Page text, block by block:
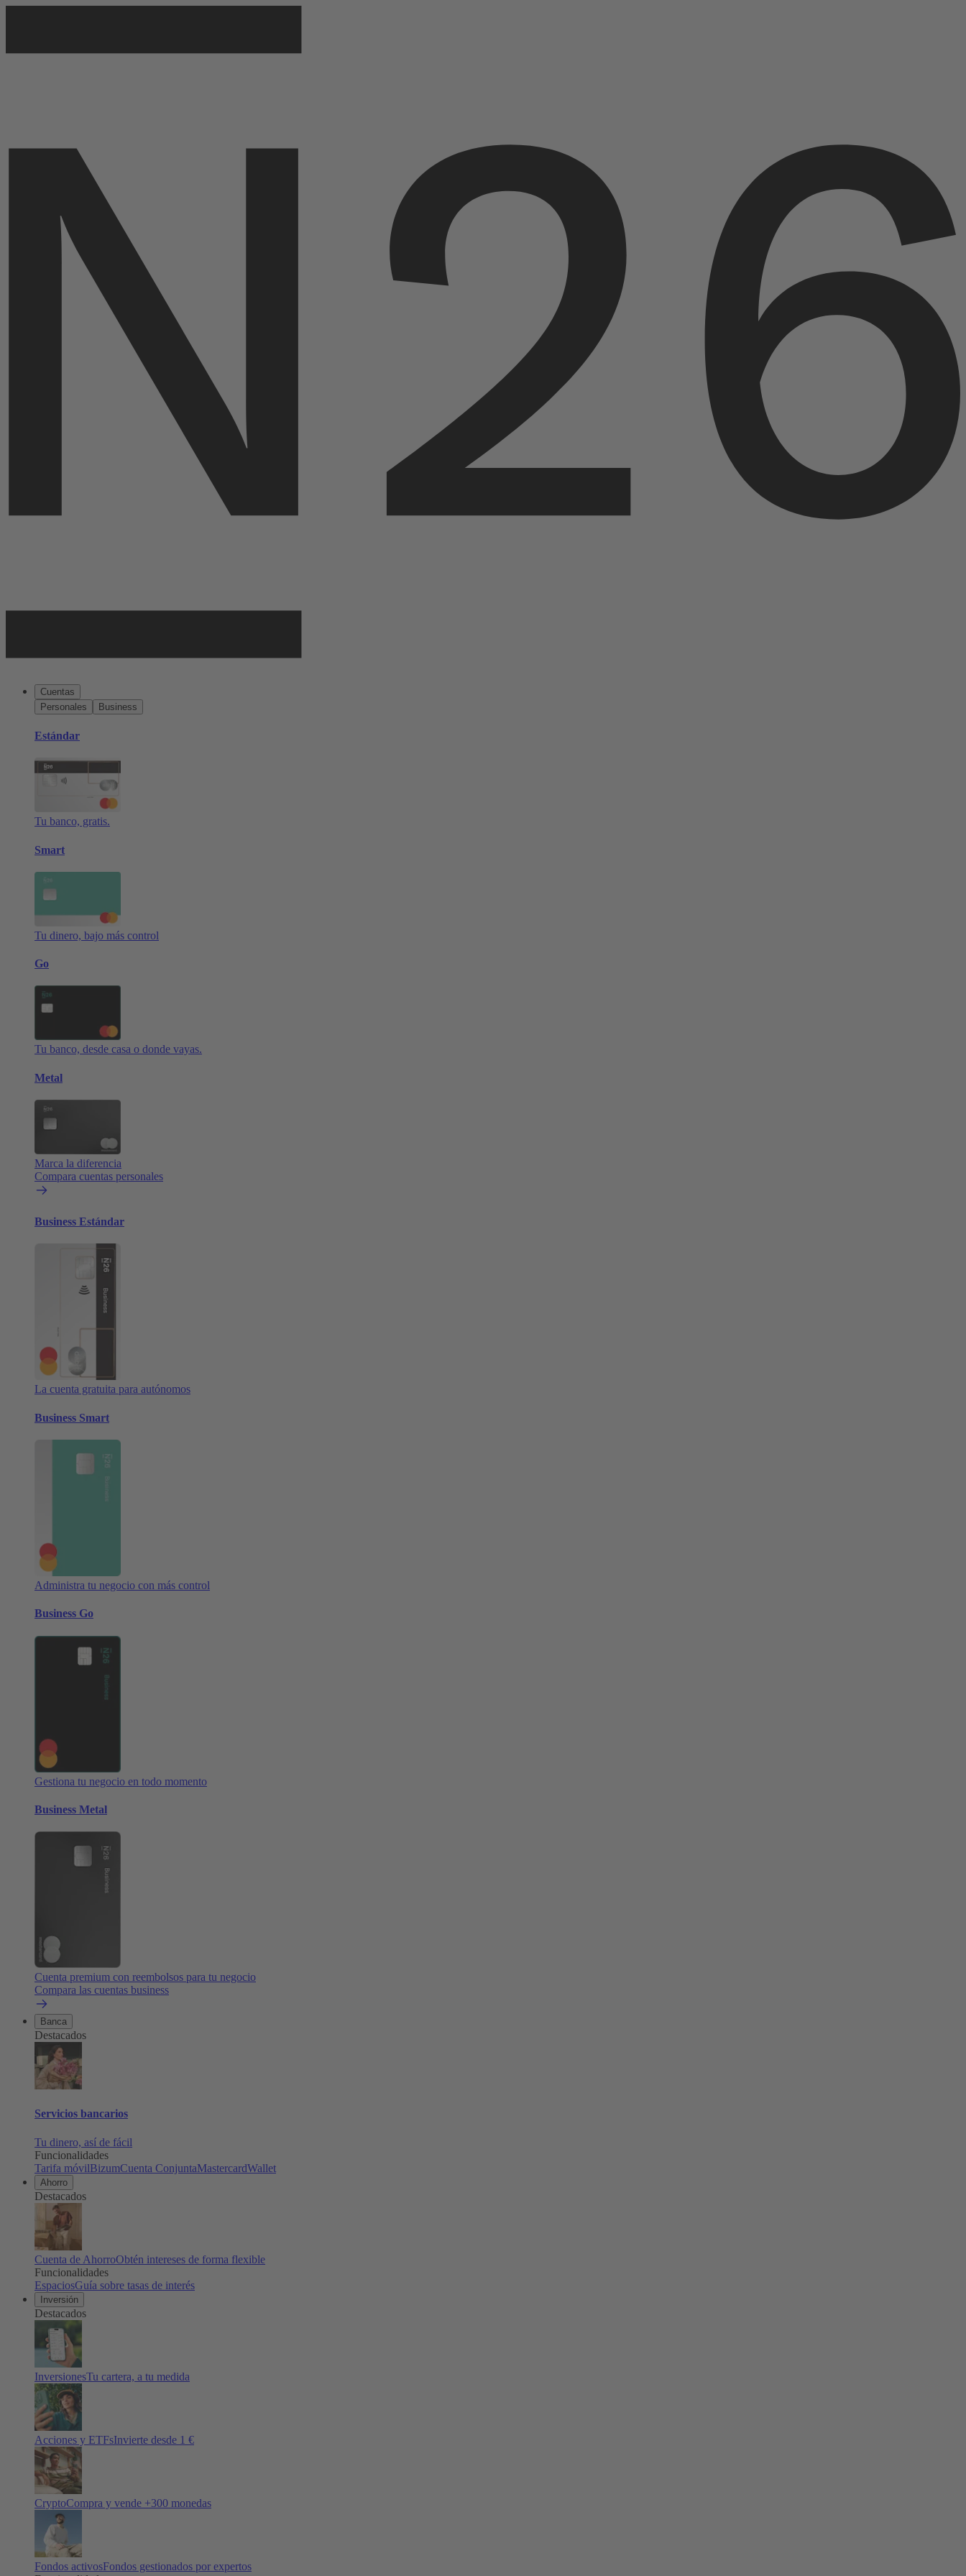
Cuentas
Personales
Business
Estándar
Tu banco, gratis.
Smart
Tu dinero, bajo más control
Go
Tu banco, desde casa o donde vayas.
Metal
Marca la diferencia
Compara cuentas personales
Business Estándar
La cuenta gratuita para autónomos
Business Smart
Administra tu negocio con más control
Business Go
Gestiona tu negocio en todo momento
Business Metal
Cuenta premium con reembolsos para tu negocio
Compara las cuentas business
Banca
Destacados
Servicios bancarios
Tu dinero, así de fácil
Funcionalidades
Tarifa móvilBizumCuenta ConjuntaMastercardWallet
Ahorro
Destacados
Cuenta de AhorroObtén intereses de forma flexible
Funcionalidades
EspaciosGuía sobre tasas de interés
Inversión
Destacados
InversionesTu cartera, a tu medida
Acciones y ETFsInvierte desde 1 €
CryptoCompra y vende +300 monedas
Fondos activosFondos gestionados por expertos